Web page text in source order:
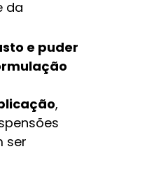
da
e puder
,
ser